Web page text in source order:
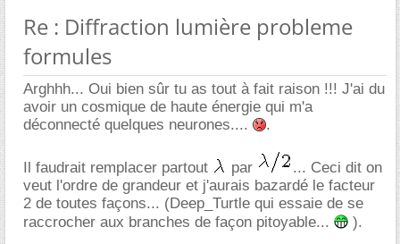
Re : Diffraction lumière probleme
formules
Arghhh... Oui bien sûr tu as tout à fait raison !!! J'ai du
avoir un cosmique de haute énergie qui m'a
déconnecté quelques neurones....
.
Il faudrait remplacer partout par
... Ceci dit on
veut l'ordre de grandeur et j'aurais bazardé le facteur
2 de toutes façons... (Deep_Turtle qui essaie de se
raccrocher aux branches de façon pitoyable...
).